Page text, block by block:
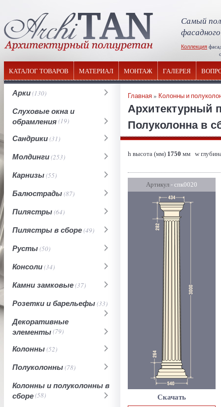
Самый
Коллекция
КАТАЛОГ ТОВАРОВ МАТЕРИАЛ МОНТАЖ ГАЛЕРЕЯ
Арки(130)
Слуховые окна и
обрамления(19)
Сандрики(31)
Молдинги(253)
Карнизы(55)
Балюстрады(87)
Пилястры(64)
Пилястры в сборе(49)
Русты(50)
Консоли(34)
Камни замковые(37)
Розетки и барельефы(33)
Декоративные
элементы(79)
Колонны(52)
Полуколонны(78)
Колонны и полуколонны в
сборе(58)
Главная» Колонны и
Архитектурный
Полуколонна в
h высота (мм) 1750 мм w
Артикул - спк0020
Скачать